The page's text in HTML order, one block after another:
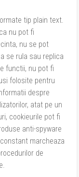
tip plain text.
nu pot fi
nu se pot
se rula sau replica
functii, nu pot fi
folosite pentru
despre
atat pe un
cookieurile pot fi
anti-spyware
marcheaza
de